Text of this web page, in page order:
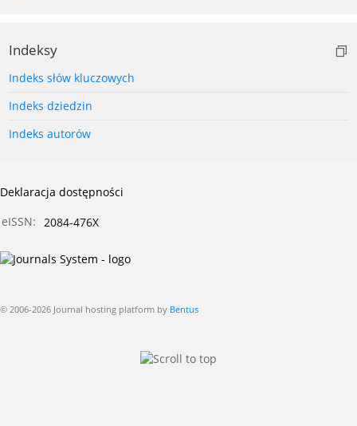
Indeksy
Indeks słów kluczowych
Indeks dziedzin
Indeks autorów
Deklaracja dostępności
eISSN:
2084-476X
© 2006-2026 Journal hosting platform by Bentus